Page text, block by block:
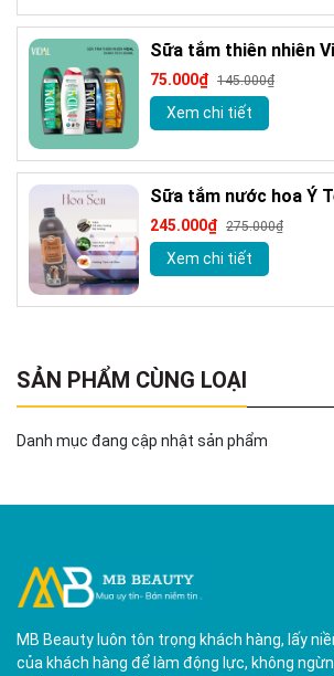
Sữa tắm thiên nhiên
75.000₫ 145.000₫
Xem chi tiết
Sữa tắm nước hoa Ý
chính hãng 500ml kèm
245.000₫ 275.000₫
Xem chi tiết
SẢN PHẨM CÙNG LOẠI
Danh mục đang cập nhật sản phẩm
MB Beauty luôn tôn trọng khách hàng, lấy
của khách hàng để làm động lực, không